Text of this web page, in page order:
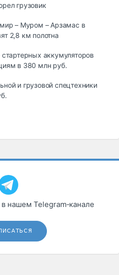
грузовик
– Муром – Арзамас в
2,8 км полотна
аккумуляторов
в 380 млн руб.
и грузовой спецтехники
нашем Telegram‑канале